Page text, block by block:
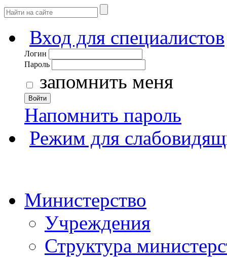
Вход для специалистов
Логин
Пароль
запомнить меня
Войти
Напомнить пароль
Режим для
Министерство
Учреждения
Структура